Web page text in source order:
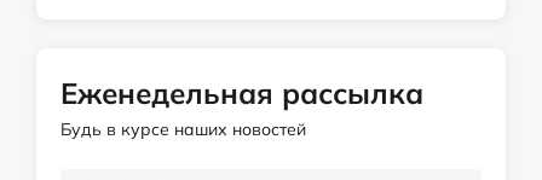
Еженедельная рассылка
Будь в курсе наших новостей